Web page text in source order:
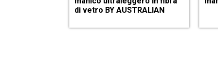
di vetro BY AUSTRALIAN